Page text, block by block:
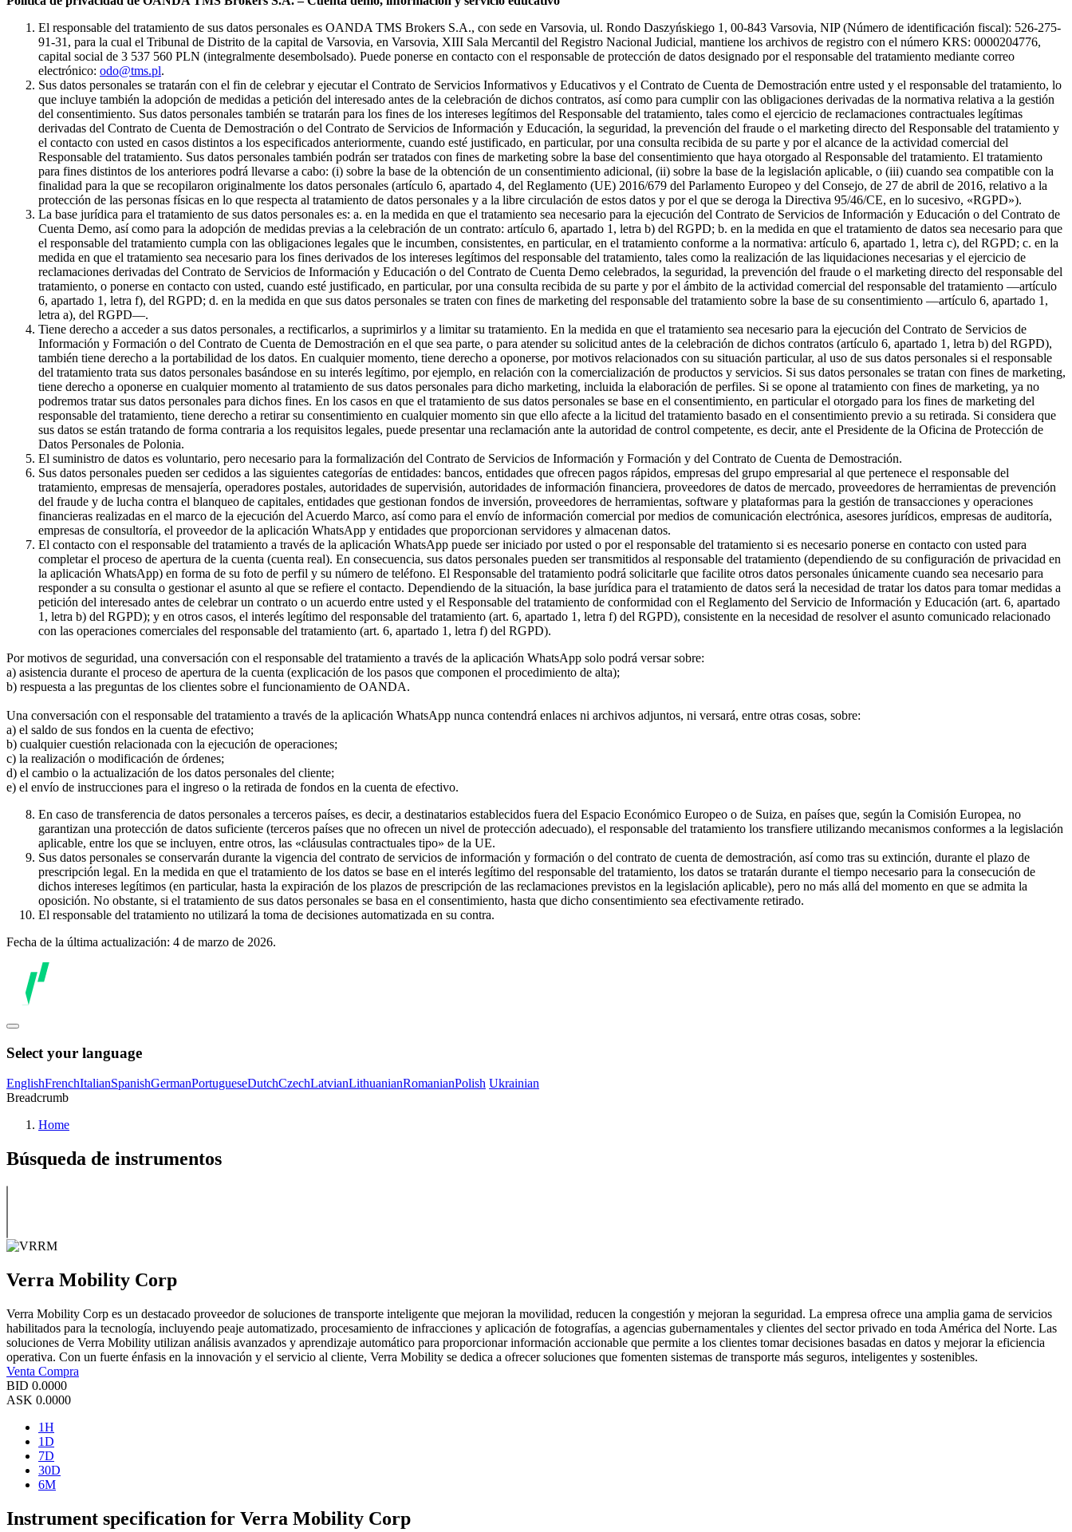
El responsable del tratamiento de sus datos personales es OANDA TMS Brokers S.A., con sede en Varsovia, ul. Rondo Daszyńskiego 1, 00-843 Varsovia, NIP (Número de identificación fiscal): 526-275-
91-31, para la cual el Tribunal de Distrito de la capital de Varsovia, en Varsovia, XIII Sala Mercantil del Registro Nacional Judicial, mantiene los archivos de registro con el número KRS: 0000204776,
capital social de 3 537 560 PLN (integralmente desembolsado). Puede ponerse en contacto con el responsable de protección de datos designado por el responsable del tratamiento mediante correo
electrónico: odo@tms.pl.
Sus datos personales se tratarán con el fin de celebrar y ejecutar el Contrato de Servicios Informativos y Educativos y el Contrato de Cuenta de Demostración entre usted y el responsable del tratamiento, lo
que incluye también la adopción de medidas a petición del interesado antes de la celebración de dichos contratos, así como para cumplir con las obligaciones derivadas de la normativa relativa a la gestión
del consentimiento. Sus datos personales también se tratarán para los fines de los intereses legítimos del Responsable del tratamiento, tales como el ejercicio de reclamaciones contractuales legítimas
derivadas del Contrato de Cuenta de Demostración o del Contrato de Servicios de Información y Educación, la seguridad, la prevención del fraude o el marketing directo del Responsable del tratamiento y
el contacto con usted en casos distintos a los especificados anteriormente, cuando esté justificado, en particular, por una consulta recibida de su parte y por el alcance de la actividad comercial del
Responsable del tratamiento. Sus datos personales también podrán ser tratados con fines de marketing sobre la base del consentimiento que haya otorgado al Responsable del tratamiento. El tratamiento
para fines distintos de los anteriores podrá llevarse a cabo: (i) sobre la base de la obtención de un consentimiento adicional, (ii) sobre la base de la legislación aplicable, o (iii) cuando sea compatible con la
finalidad para la que se recopilaron originalmente los datos personales (artículo 6, apartado 4, del Reglamento (UE) 2016/679 del Parlamento Europeo y del Consejo, de 27 de abril de 2016, relativo a la
protección de las personas físicas en lo que respecta al tratamiento de datos personales y a la libre circulación de estos datos y por el que se deroga la Directiva 95/46/CE, en lo sucesivo, «RGPD»).
La base jurídica para el tratamiento de sus datos personales es: a. en la medida en que el tratamiento sea necesario para la ejecución del Contrato de Servicios de Información y Educación o del Contrato de
Cuenta Demo, así como para la adopción de medidas previas a la celebración de un contrato: artículo 6, apartado 1, letra b) del RGPD; b. en la medida en que el tratamiento de datos sea necesario para que
el responsable del tratamiento cumpla con las obligaciones legales que le incumben, consistentes, en particular, en el tratamiento conforme a la normativa: artículo 6, apartado 1, letra c), del RGPD; c. en la
medida en que el tratamiento sea necesario para los fines derivados de los intereses legítimos del responsable del tratamiento, tales como la realización de las liquidaciones necesarias y el ejercicio de
reclamaciones derivadas del Contrato de Servicios de Información y Educación o del Contrato de Cuenta Demo celebrados, la seguridad, la prevención del fraude o el marketing directo del responsable del
tratamiento, o ponerse en contacto con usted, cuando esté justificado, en particular, por una consulta recibida de su parte y por el ámbito de la actividad comercial del responsable del tratamiento —artículo
6, apartado 1, letra f), del RGPD; d. en la medida en que sus datos personales se traten con fines de marketing del responsable del tratamiento sobre la base de su consentimiento —artículo 6, apartado 1,
letra a), del RGPD—.
Tiene derecho a acceder a sus datos personales, a rectificarlos, a suprimirlos y a limitar su tratamiento. En la medida en que el tratamiento sea necesario para la ejecución del Contrato de Servicios de
Información y Formación o del Contrato de Cuenta de Demostración en el que sea parte, o para atender su solicitud antes de la celebración de dichos contratos (artículo 6, apartado 1, letra b) del RGPD),
también tiene derecho a la portabilidad de los datos. En cualquier momento, tiene derecho a oponerse, por motivos relacionados con su situación particular, al uso de sus datos personales si el responsable
del tratamiento trata sus datos personales basándose en su interés legítimo, por ejemplo, en relación con la comercialización de productos y servicios. Si sus datos personales se tratan con fines de marketing,
tiene derecho a oponerse en cualquier momento al tratamiento de sus datos personales para dicho marketing, incluida la elaboración de perfiles. Si se opone al tratamiento con fines de marketing, ya no
podremos tratar sus datos personales para dichos fines. En los casos en que el tratamiento de sus datos personales se base en el consentimiento, en particular el otorgado para los fines de marketing del
responsable del tratamiento, tiene derecho a retirar su consentimiento en cualquier momento sin que ello afecte a la licitud del tratamiento basado en el consentimiento previo a su retirada. Si considera que
sus datos se están tratando de forma contraria a los requisitos legales, puede presentar una reclamación ante la autoridad de control competente, es decir, ante el Presidente de la Oficina de Protección de
Datos Personales de Polonia.
El suministro de datos es voluntario, pero necesario para la formalización del Contrato de Servicios de Información y Formación y del Contrato de Cuenta de Demostración.
Sus datos personales pueden ser cedidos a las siguientes categorías de entidades: bancos, entidades que ofrecen pagos rápidos, empresas del grupo empresarial al que pertenece el responsable del
tratamiento, empresas de mensajería, operadores postales, autoridades de supervisión, autoridades de información financiera, proveedores de datos de mercado, proveedores de herramientas de prevención
del fraude y de lucha contra el blanqueo de capitales, entidades que gestionan fondos de inversión, proveedores de herramientas, software y plataformas para la gestión de transacciones y operaciones
financieras realizadas en el marco de la ejecución del Acuerdo Marco, así como para el envío de información comercial por medios de comunicación electrónica, asesores jurídicos, empresas de auditoría,
empresas de consultoría, el proveedor de la aplicación WhatsApp y entidades que proporcionan servidores y almacenan datos.
El contacto con el responsable del tratamiento a través de la aplicación WhatsApp puede ser iniciado por usted o por el responsable del tratamiento si es necesario ponerse en contacto con usted para
completar el proceso de apertura de la cuenta (cuenta real). En consecuencia, sus datos personales pueden ser transmitidos al responsable del tratamiento (dependiendo de su configuración de privacidad en
la aplicación WhatsApp) en forma de su foto de perfil y su número de teléfono. El Responsable del tratamiento podrá solicitarle que facilite otros datos personales únicamente cuando sea necesario para
responder a su consulta o gestionar el asunto al que se refiere el contacto. Dependiendo de la situación, la base jurídica para el tratamiento de datos será la necesidad de tratar los datos para tomar medidas a
petición del interesado antes de celebrar un contrato o un acuerdo entre usted y el Responsable del tratamiento de conformidad con el Reglamento del Servicio de Información y Educación (art. 6, apartado
1, letra b) del RGPD); y en otros casos, el interés legítimo del responsable del tratamiento (art. 6, apartado 1, letra f) del RGPD), consistente en la necesidad de resolver el asunto comunicado relacionado
con las operaciones comerciales del responsable del tratamiento (art. 6, apartado 1, letra f) del RGPD).
Por motivos de seguridad, una conversación con el responsable del tratamiento a través de la aplicación WhatsApp solo podrá versar sobre:
a) asistencia durante el proceso de apertura de la cuenta (explicación de los pasos que componen el procedimiento de alta);
b) respuesta a las preguntas de los clientes sobre el funcionamiento de OANDA.
Una conversación con el responsable del tratamiento a través de la aplicación WhatsApp nunca contendrá enlaces ni archivos adjuntos, ni versará, entre otras cosas, sobre:
a) el saldo de sus fondos en la cuenta de efectivo;
b) cualquier cuestión relacionada con la ejecución de operaciones;
c) la realización o modificación de órdenes;
d) el cambio o la actualización de los datos personales del cliente;
e) el envío de instrucciones para el ingreso o la retirada de fondos en la cuenta de efectivo.
En caso de transferencia de datos personales a terceros países, es decir, a destinatarios establecidos fuera del Espacio Económico Europeo o de Suiza, en países que, según la Comisión Europea, no
garantizan una protección de datos suficiente (terceros países que no ofrecen un nivel de protección adecuado), el responsable del tratamiento los transfiere utilizando mecanismos conformes a la legislación
aplicable, entre los que se incluyen, entre otros, las «cláusulas contractuales tipo» de la UE.
Sus datos personales se conservarán durante la vigencia del contrato de servicios de información y formación o del contrato de cuenta de demostración, así como tras su extinción, durante el plazo de
prescripción legal. En la medida en que el tratamiento de los datos se base en el interés legítimo del responsable del tratamiento, los datos se tratarán durante el tiempo necesario para la consecución de
dichos intereses legítimos (en particular, hasta la expiración de los plazos de prescripción de las reclamaciones previstos en la legislación aplicable), pero no más allá del momento en que se admita la
oposición. No obstante, si el tratamiento de sus datos personales se basa en el consentimiento, hasta que dicho consentimiento sea efectivamente retirado.
El responsable del tratamiento no utilizará la toma de decisiones automatizada en su contra.
Fecha de la última actualización: 4 de marzo de 2026.
Select your language
EnglishFrenchItalianSpanishGermanPortugueseDutchCzechLatvianLithuanianRomanianPolish Ukrainian
Breadcrumb
Home
Búsqueda de instrumentos
Verra Mobility Corp
Verra Mobility Corp es un destacado proveedor de soluciones de transporte inteligente que mejoran la movilidad, reducen la congestión y mejoran la seguridad. La empresa ofrece una amplia gama de servicios
habilitados para la tecnología, incluyendo peaje automatizado, procesamiento de infracciones y aplicación de fotografías, a agencias gubernamentales y clientes del sector privado en toda América del Norte. Las
soluciones de Verra Mobility utilizan análisis avanzados y aprendizaje automático para proporcionar información accionable que permite a los clientes tomar decisiones basadas en datos y mejorar la eficiencia
operativa. Con un fuerte énfasis en la innovación y el servicio al cliente, Verra Mobility se dedica a ofrecer soluciones que fomenten sistemas de transporte más seguros, inteligentes y sostenibles.
Venta Compra
BID 0.0000
ASK 0.0000
1H
1D
7D
30D
6M
Instrument specification for Verra Mobility Corp